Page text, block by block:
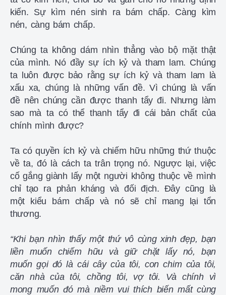
kiến. Sự kìm nén sinh ra bám chấp. Càng kìm
nén, càng bám chấp.
Chúng ta không dám nhìn thẳng vào bộ mặt thật
của mình. Nó đầy sự ích kỷ và tham lam. Chúng
ta luôn được bảo rằng sự ích kỷ và tham lam là
xấu xa, chúng là những vấn đề. Vì chúng là vấn
đề nên chúng cần được thanh tẩy đi. Nhưng làm
sao mà ta có thể thanh tẩy đi cái bản chất của
chính mình được?
Ta có quyền ích kỷ và chiếm hữu những thứ thuộc
về ta, đó là cách ta trân trọng nó. Ngược lại, việc
cố gắng giành lấy một người không thuộc về mình
chỉ tạo ra phản kháng và đối địch. Đây cũng là
một kiểu bám chấp và nó sẽ chỉ mang lại tổn
thương.
“Khi bạn nhìn thấy một thứ vô cùng xinh đẹp, bạn
liền muốn chiếm hữu và giữ chặt lấy nó, bạn
muốn gọi đó là cái cây của tôi, con chim của tôi,
căn nhà của tôi, chồng tôi, vợ tôi. Và chính vì
mong muốn đó mà niềm vui thích biến mất cùng